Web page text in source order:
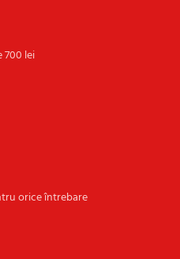
700 lei
orice întrebare